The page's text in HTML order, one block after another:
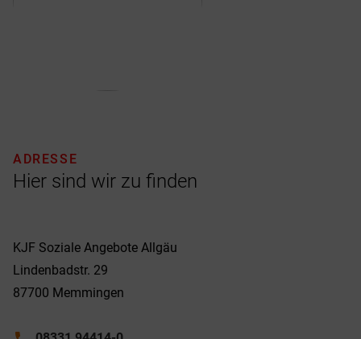
Hier sind wir zu finden
ADRESSE
KJF Soziale Angebote Allgäu
Lindenbadstr. 29
87700 Memmingen